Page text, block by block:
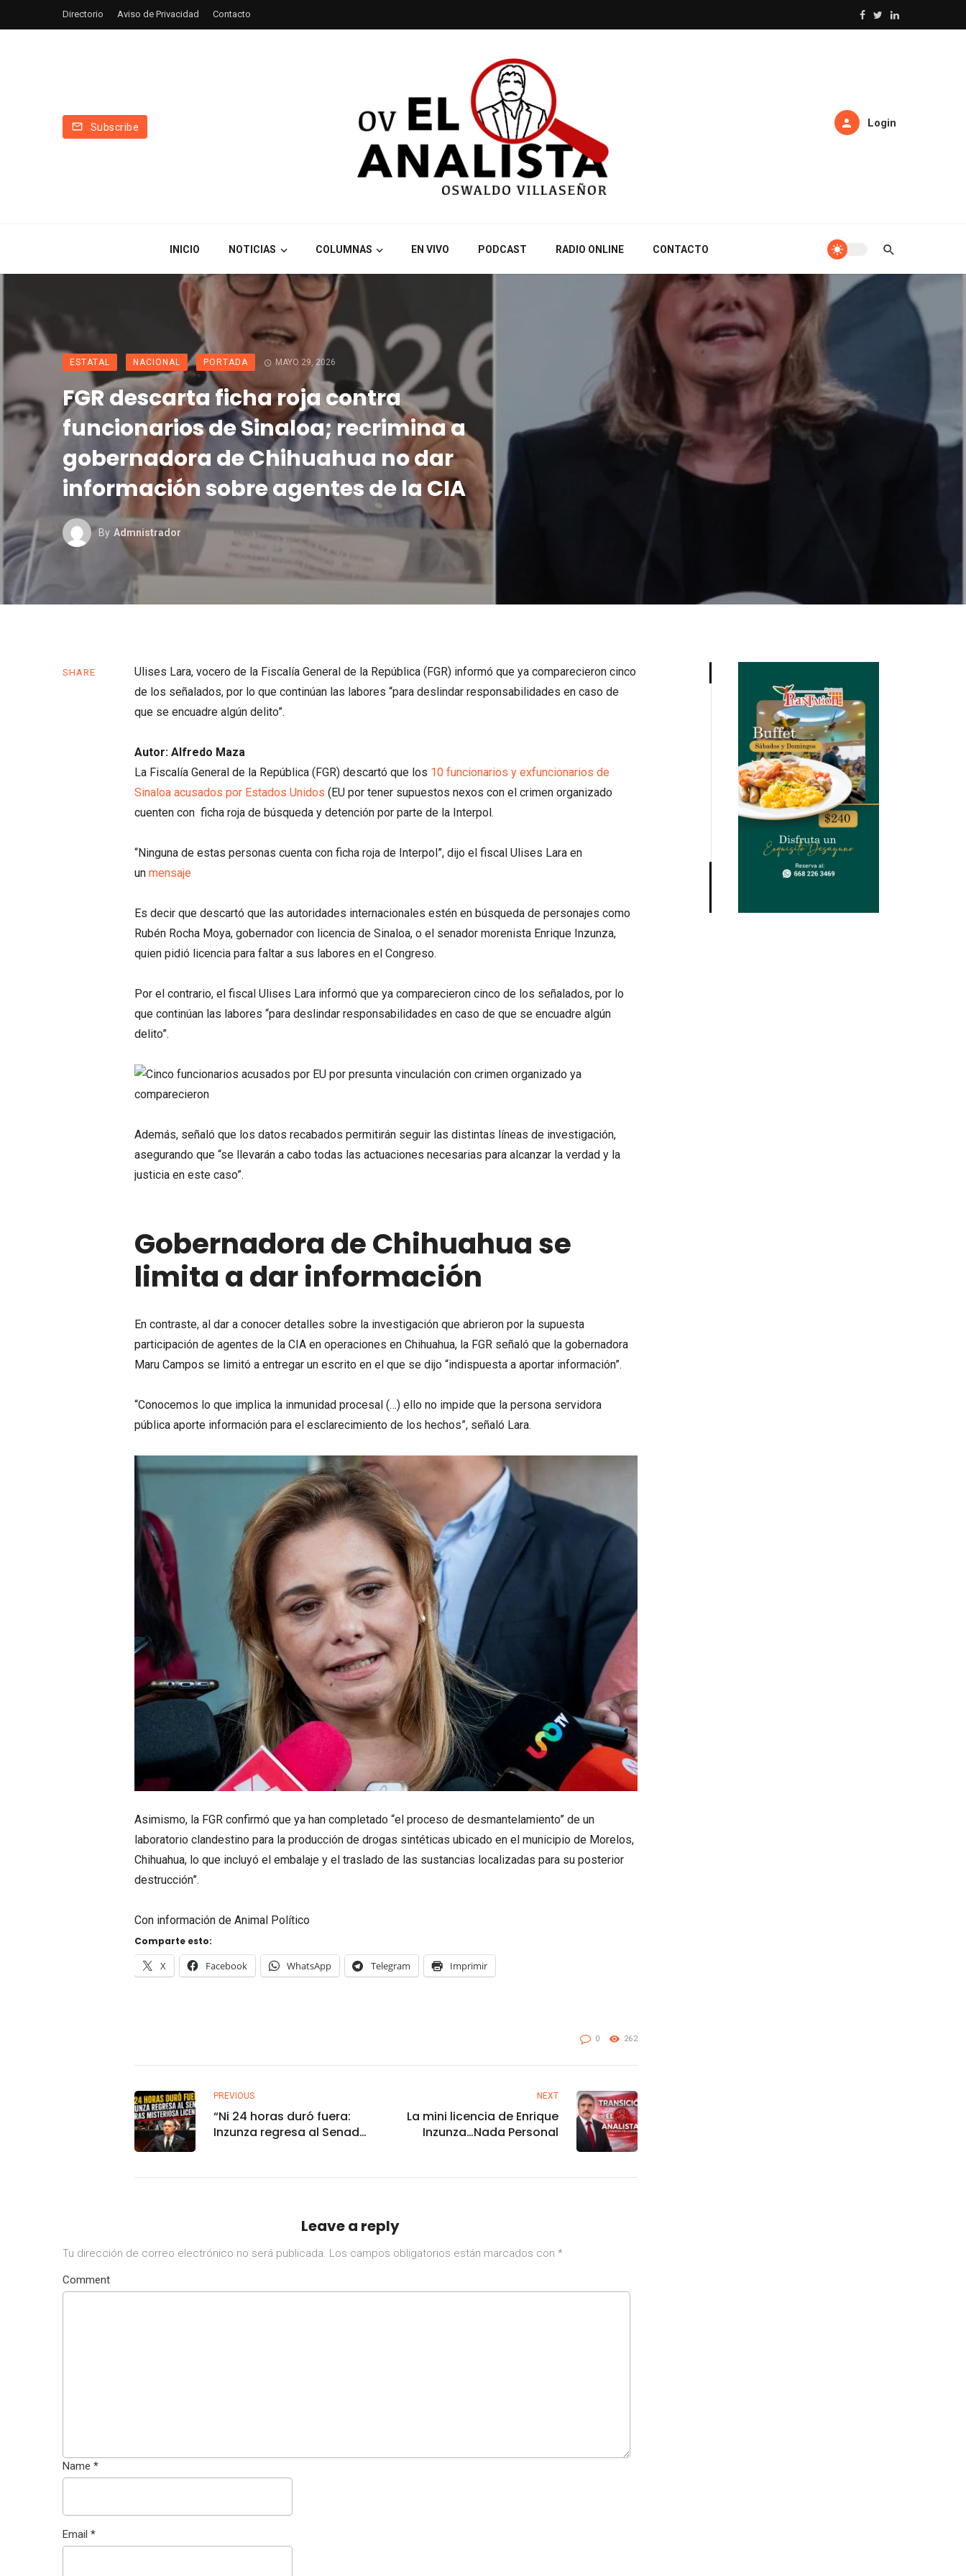
Directorio Aviso de Privacidad Contacto
Subscribe Login
INICIO NOTICIAS COLUMNAS EN VIVO PODCAST RADIO ONLINE CONTACTO
ESTATAL NACIONAL PORTADA MAYO 29, 2026
FGR descarta ficha roja contra
funcionarios de Sinaloa; recrimina a
gobernadora de Chihuahua no dar
información sobre agentes de la CIA
By Admnistrador
SHARE
Ulises Lara, vocero de la Fiscalía General de la República (FGR) informó que ya comparecieron cinco
de los señalados, por lo que continúan las labores “para deslindar responsabilidades en caso de
que se encuadre algún delito”.
Autor: Alfredo Maza
La Fiscalía General de la República (FGR) descartó que los 10 funcionarios y exfuncionarios de
Sinaloa acusados por Estados Unidos (EU por tener supuestos nexos con el crimen organizado
cuenten con ficha roja de búsqueda y detención por parte de la Interpol.
“Ninguna de estas personas cuenta con ficha roja de Interpol”, dijo el fiscal Ulises Lara en
un mensaje
Es decir que descartó que las autoridades internacionales estén en búsqueda de personajes como
Rubén Rocha Moya, gobernador con licencia de Sinaloa, o el senador morenista Enrique Inzunza,
quien pidió licencia para faltar a sus labores en el Congreso.
Por el contrario, el fiscal Ulises Lara informó que ya comparecieron cinco de los señalados, por lo
que continúan las labores “para deslindar responsabilidades en caso de que se encuadre algún
delito”.
Además, señaló que los datos recabados permitirán seguir las distintas líneas de investigación,
asegurando que “se llevarán a cabo todas las actuaciones necesarias para alcanzar la verdad y la
justicia en este caso”.
Gobernadora de Chihuahua se
limita a dar información
En contraste, al dar a conocer detalles sobre la investigación que abrieron por la supuesta
participación de agentes de la CIA en operaciones en Chihuahua, la FGR señaló que la gobernadora
Maru Campos se limitó a entregar un escrito en el que se dijo “indispuesta a aportar información”.
“Conocemos lo que implica la inmunidad procesal (…) ello no impide que la persona servidora
pública aporte información para el esclarecimiento de los hechos”, señaló Lara.
Asimismo, la FGR confirmó que ya han completado “el proceso de desmantelamiento” de un
laboratorio clandestino para la producción de drogas sintéticas ubicado en el municipio de Morelos,
Chihuahua, lo que incluyó el embalaje y el traslado de las sustancias localizadas para su posterior
destrucción”.
Con información de Animal Político
Comparte esto:
X Facebook WhatsApp Telegram Imprimir
0 262
PREVIOUS
“Ni 24 horas duró fuera:
Inzunza regresa al Senado
NEXT
La mini licencia de Enrique
Inzunza…Nada Personal
Leave a reply
Tu dirección de correo electrónico no será publicada. Los campos obligatorios están marcados con *
Comment
Name *
Email *